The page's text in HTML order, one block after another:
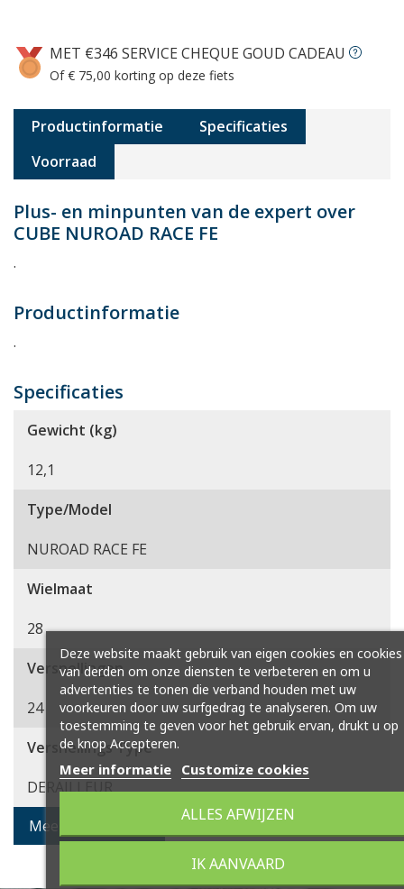
MET €346 SERVICE CHEQUE GOUD CADEAU
Of € 75,00 korting op deze fiets
Productinformatie
Specificaties
Voorraad
Plus- en minpunten van de expert over
CUBE NUROAD RACE FE
.
Productinformatie
.
Specificaties
Gewicht (kg)
12,1
Type/Model
NUROAD RACE FE
Wielmaat
28
Versnellingen
24
Versnellings Type
DERAILLEUR
Meer specificaties
Deze website maakt gebruik van eigen cookies en cookies
van derden om onze diensten te verbeteren en om u
advertenties te tonen die verband houden met uw
voorkeuren door uw surfgedrag te analyseren. Om uw
toestemming te geven voor het gebruik ervan, drukt u op
de knop Accepteren.
Meer informatie Customize cookies
ALLES AFWIJZEN
IK AANVAARD